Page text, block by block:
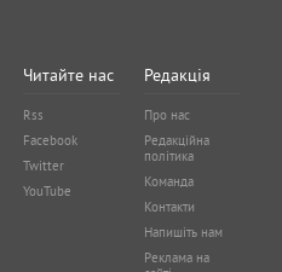
Читайте нас
Rss
Facebook
Twitter
YouTube
Редакція
Про нас
Редакційна
політика
Команда
Контакти
Напишіть нам
Реклама на